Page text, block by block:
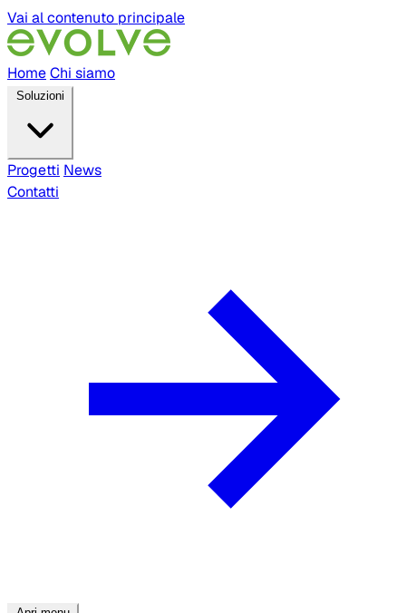
Vai al contenuto principale
HomeChi siamo
Soluzioni
Progetti News
Contatti